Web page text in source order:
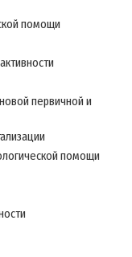
помощи
первичной и
помощи